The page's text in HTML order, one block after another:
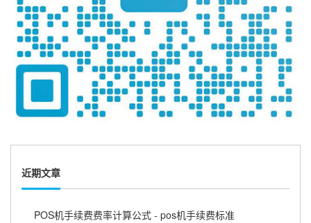
近期文章
POS机手续费费率计算公式 - pos机手续费标准